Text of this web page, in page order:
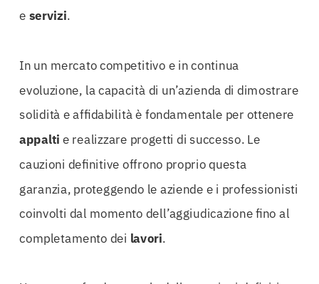
e servizi.
In un mercato competitivo e in continua
evoluzione, la capacità di un’azienda di dimostrare
solidità e affidabilità è fondamentale per ottenere
appalti e realizzare progetti di successo. Le
cauzioni definitive offrono proprio questa
garanzia, proteggendo le aziende e i professionisti
coinvolti dal momento dell’aggiudicazione fino al
completamento dei lavori.